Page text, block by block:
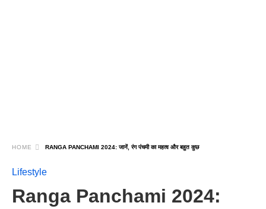
HOME RANGA PANCHAMI 2024: जानें, रंग पंचमी का महत्व और बहुत कुछ
Lifestyle
Ranga Panchami 2024: